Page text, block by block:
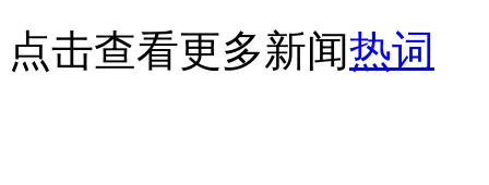
点击查看更多新闻热词